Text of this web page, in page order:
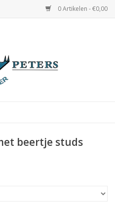
0 Artikelen - €0,00
beertje studs